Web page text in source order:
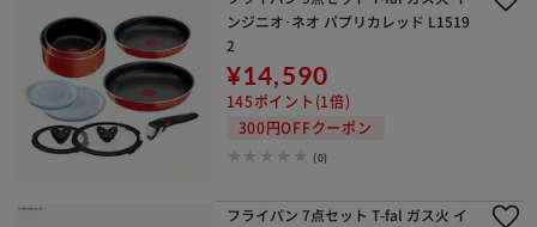
ンジニオ･ネオ パプリカレッド L1519
2
¥14,590
145ポイント(1倍)
300円OFFクーポン
(0)
フライパン 7点セット T-fal ガス火 イ